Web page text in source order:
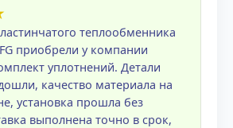
теплообменника
приобрели у компании
уплотнений. Детали
качество материала на
установка прошла без
выполнена точно в срок,